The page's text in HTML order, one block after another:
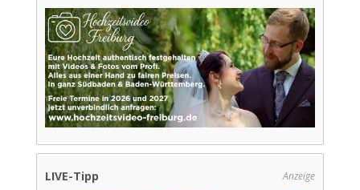
LIVE-Tipp Anzeige